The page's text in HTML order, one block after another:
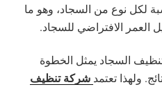
لكل نوع من السجاد، وهو ما
العمر الافتراضي للسجاد.
السجاد يمثل الخطوة
ولهذا تعتمد شركة تنظيف